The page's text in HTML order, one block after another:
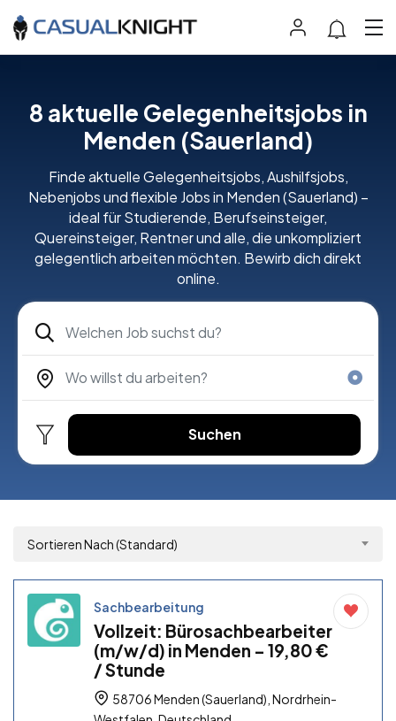
8 aktuelle Gelegenheitsjobs in
Menden (Sauerland)
Finde aktuelle Gelegenheitsjobs, Aushilfsjobs,
Nebenjobs und flexible Jobs in Menden (Sauerland) –
ideal für Studierende, Berufseinsteiger,
Quereinsteiger, Rentner und alle, die unkompliziert
gelegentlich arbeiten möchten. Bewirb dich direkt
online.
Suchen
Sortieren Nach (Standard)
Sachbearbeitung
Vollzeit: Bürosachbearbeiter
(m/w/d) in Menden – 19,80 €
/ Stunde
58706 Menden (Sauerland), Nordrhein-